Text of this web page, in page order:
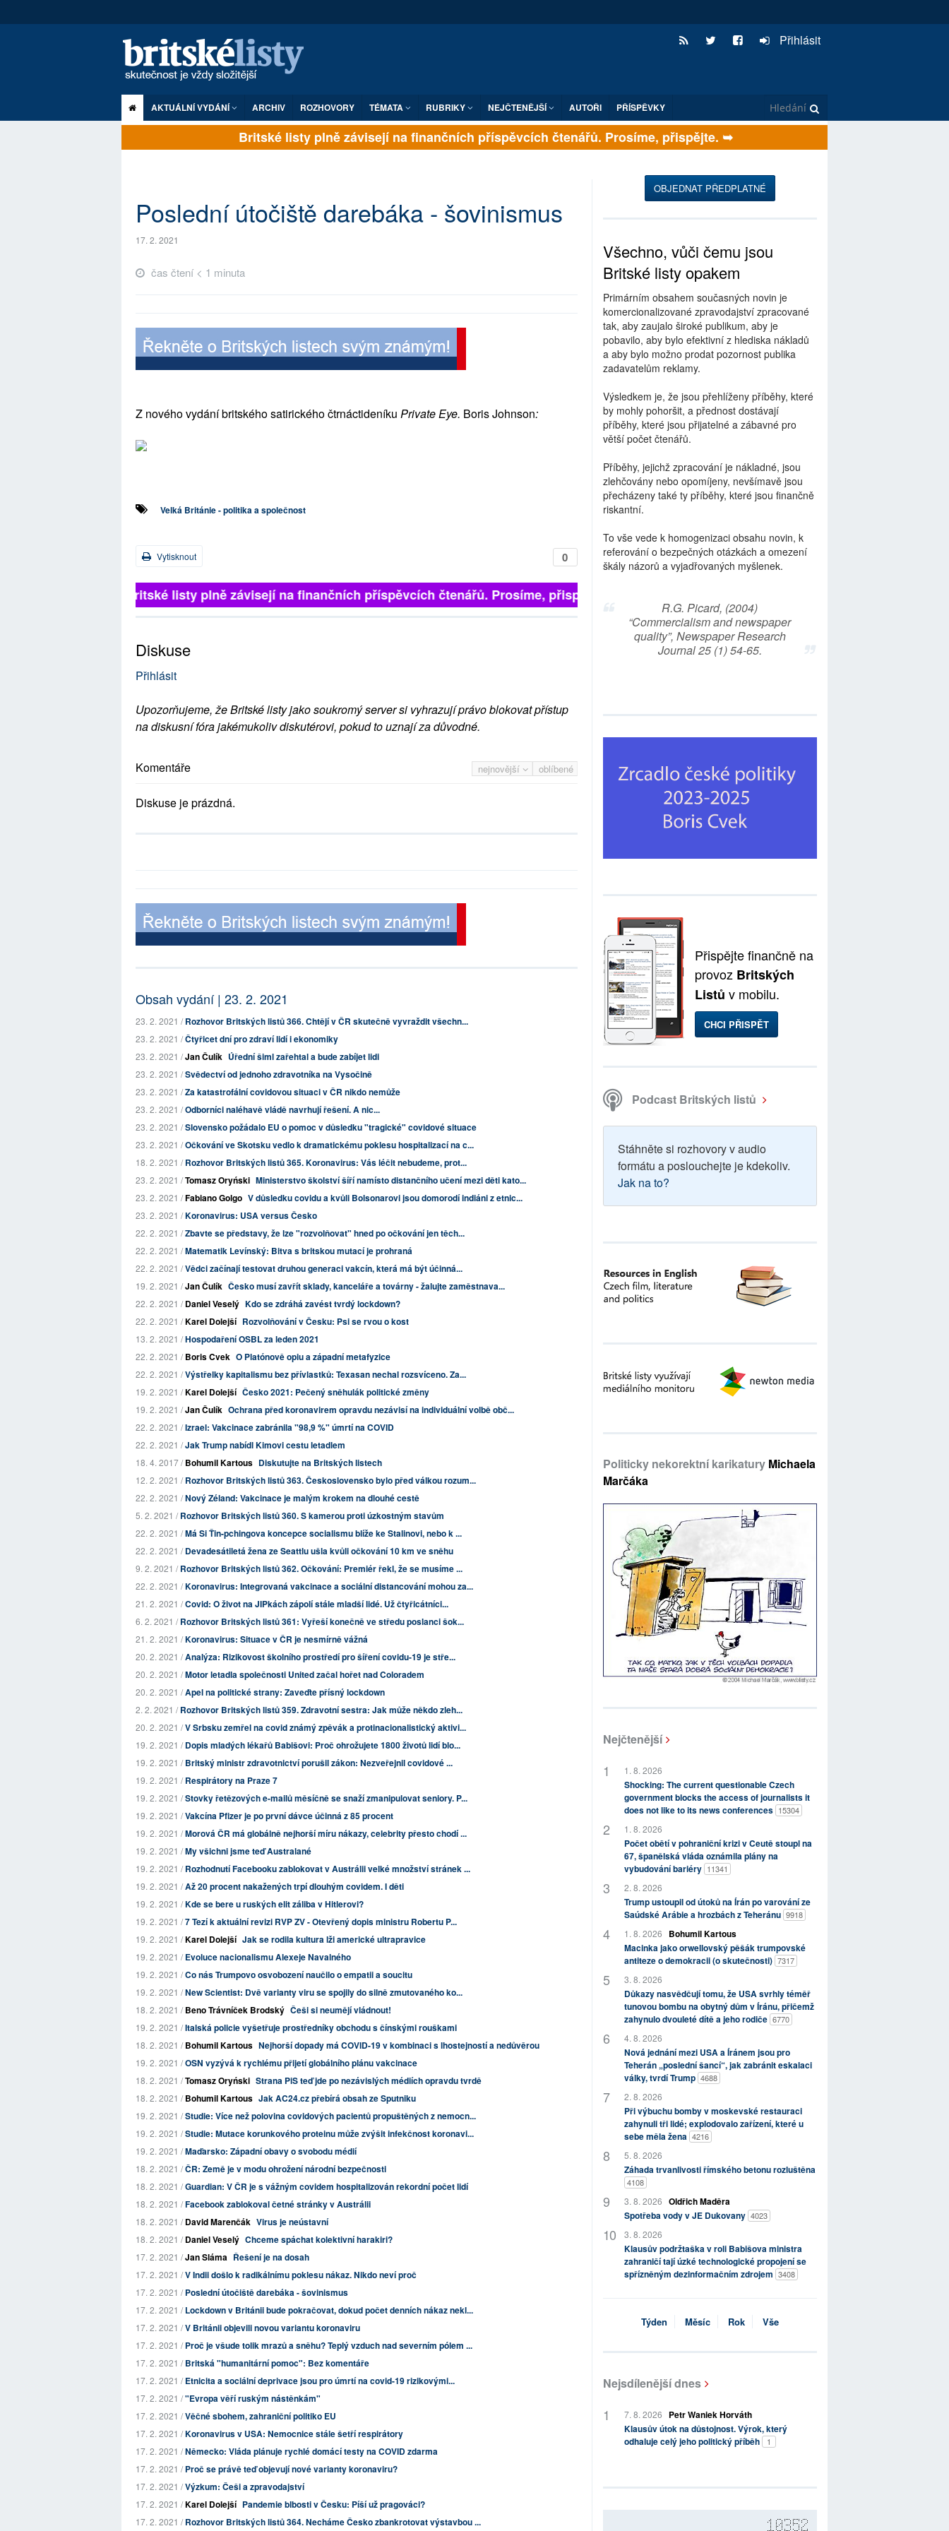
Přihlásit
AKTUÁLNÍ VYDÁNÍ ARCHIV ROZHOVORY TÉMATA RUBRIKY NEJČTENĚJŠÍ AUTOŘI PŘÍSPĚVKY
Britské listy plně závisejí na finančních příspěvcích čtenářů. Prosíme, přispějte. ➥
Poslední útočiště darebáka - šovinismus
17. 2. 2021
čas čtení < 1 minuta
Z nového vydání britského satirického čtrnáctideníku Private Eye. Boris Johnson:
Velká Británie - politika a společnost
0
Vytisknout
Britské listy plně závisejí na finančních příspěvcích čtenářů. Prosíme, přispějte. ➥
Diskuse
Přihlásit
Upozorňujeme, že Britské listy jako soukromý server si vyhrazují právo blokovat přístup
na diskusní fóra jakémukoliv diskutérovi, pokud to uznají za důvodné.
nejnovější oblíbené
Komentáře
Diskuse je prázdná.
Obsah vydání | 23. 2. 2021
23. 2. 2021 /Rozhovor Britských listů 366. Chtějí v ČR skutečně vyvraždit všechn...
23. 2. 2021 /Čtyřicet dní pro zdraví lidí i ekonomiky
23. 2. 2021 /Jan Čulík Úřední šiml zařehtal a bude zabíjet lidi
23. 2. 2021 /Svědectví od jednoho zdravotníka na Vysočině
23. 2. 2021 /Za katastrofální covidovou situaci v ČR nikdo nemůže
23. 2. 2021 /Odborníci naléhavě vládě navrhují řešení. A nic...
23. 2. 2021 /Slovensko požádalo EU o pomoc v důsledku "tragické" covidové situace
23. 2. 2021 /Očkování ve Skotsku vedlo k dramatickému poklesu hospitalizací na c...
18. 2. 2021 /Rozhovor Britských listů 365. Koronavirus: Vás léčit nebudeme, prot...
23. 2. 2021 /Tomasz Oryński Ministerstvo školství šíří namísto distančního učení mezi děti kato...
23. 2. 2021 /Fabiano Golgo V důsledku covidu a kvůli Bolsonarovi jsou domorodí indiáni z etnic...
23. 2. 2021 /Koronavirus: USA versus Česko
22. 2. 2021 /Zbavte se představy, že lze "rozvolňovat" hned po očkování jen těch...
22. 2. 2021 /Matematik Levínský: Bitva s britskou mutací je prohraná
22. 2. 2021 /Vědci začínají testovat druhou generaci vakcín, která má být účinná...
19. 2. 2021 /Jan Čulík Česko musí zavřít sklady, kanceláře a továrny - žalujte zaměstnava...
22. 2. 2021 /Daniel Veselý Kdo se zdráhá zavést tvrdý lockdown?
22. 2. 2021 /Karel Dolejší Rozvolňování v Česku: Psi se rvou o kost
13. 2. 2021 /Hospodaření OSBL za leden 2021
22. 2. 2021 /Boris Cvek O Platónově opiu a západní metafyzice
22. 2. 2021 /Výstřelky kapitalismu bez přívlastků: Texasan nechal rozsvíceno. Za...
19. 2. 2021 /Karel Dolejší Česko 2021: Pečený sněhulák politické změny
19. 2. 2021 /Jan Čulík Ochrana před koronavirem opravdu nezávisí na individuální volbě obč...
22. 2. 2021 /Izrael: Vakcinace zabránila "98,9 %" úmrtí na COVID
22. 2. 2021 /Jak Trump nabídl Kimovi cestu letadlem
18. 4. 2017 /Bohumil Kartous Diskutujte na Britských listech
12. 2. 2021 /Rozhovor Britských listů 363. Československo bylo před válkou rozum...
22. 2. 2021 /Nový Zéland: Vakcinace je malým krokem na dlouhé cestě
5. 2. 2021 /Rozhovor Britských listů 360. S kamerou proti úzkostným stavům
22. 2. 2021 /Má Si Ťin-pchingova koncepce socialismu blíže ke Stalinovi, nebo k ...
22. 2. 2021 /Devadesátiletá žena ze Seattlu ušla kvůli očkování 10 km ve sněhu
9. 2. 2021 /Rozhovor Britských listů 362. Očkování: Premiér řekl, že se musíme ...
22. 2. 2021 /Koronavirus: Integrovaná vakcinace a sociální distancování mohou za...
21. 2. 2021 /Covid: O život na JIPkách zápolí stále mladší lidé. Už čtyřicátníci...
6. 2. 2021 /Rozhovor Britských listů 361: Vyřeší konečně ve středu poslanci šok...
21. 2. 2021 /Koronavirus: Situace v ČR je nesmírně vážná
20. 2. 2021 /Analýza: Rizikovost školního prostředí pro šíření covidu-19 je stře...
20. 2. 2021 /Motor letadla společnosti United začal hořet nad Coloradem
20. 2. 2021 /Apel na politické strany: Zaveďte přísný lockdown
2. 2. 2021 /Rozhovor Britských listů 359. Zdravotní sestra: Jak může někdo zleh...
20. 2. 2021 /V Srbsku zemřel na covid známý zpěvák a protinacionalistický aktivi...
19. 2. 2021 /Dopis mladých lékařů Babišovi: Proč ohrožujete 1800 životů lidí blo...
19. 2. 2021 /Britský ministr zdravotnictví porušil zákon: Nezveřejnil covidové ...
19. 2. 2021 /Respirátory na Praze 7
19. 2. 2021 /Stovky řetězových e-mailů měsíčně se snaží zmanipulovat seniory. P...
19. 2. 2021 /Vakcína Pfizer je po první dávce účinná z 85 procent
19. 2. 2021 /Morová ČR má globálně nejhorší míru nákazy, celebrity přesto chodí ...
19. 2. 2021 /My všichni jsme teď Australané
19. 2. 2021 /Rozhodnutí Facebooku zablokovat v Austrálii velké množství stránek ...
19. 2. 2021 /Až 20 procent nakažených trpí dlouhým covidem. I děti
19. 2. 2021 /Kde se bere u ruských elit záliba v Hitlerovi?
19. 2. 2021 /7 Tezí k aktuální revizi RVP ZV - Otevřený dopis ministru Robertu P...
19. 2. 2021 /Karel Dolejší Jak se rodila kultura lži americké ultrapravice
19. 2. 2021 /Evoluce nacionalismu Alexeje Navalného
19. 2. 2021 /Co nás Trumpovo osvobození naučilo o empatii a soucitu
19. 2. 2021 /New Scientist: Dvě varianty viru se spojily do silně zmutovaného ko...
18. 2. 2021 /Beno Trávníček Brodský Češi si neumějí vládnout!
19. 2. 2021 /Italská policie vyšetřuje prostředníky obchodu s čínskými rouškami
18. 2. 2021 /Bohumil Kartous Nejhorší dopady má COVID-19 v kombinaci s lhostejností a nedůvěrou
19. 2. 2021 /OSN vyzývá k rychlému přijetí globálního plánu vakcinace
18. 2. 2021 /Tomasz Oryński Strana PiS teď jde po nezávislých médiích opravdu tvrdě
18. 2. 2021 /Bohumil Kartous Jak AC24.cz přebírá obsah ze Sputniku
19. 2. 2021 /Studie: Více než polovina covidových pacientů propuštěných z nemocn...
19. 2. 2021 /Studie: Mutace korunkového proteinu může zvýšit infekčnost koronavi...
19. 2. 2021 /Maďarsko: Západní obavy o svobodu médií
18. 2. 2021 /ČR: Země je v modu ohrožení národní bezpečnosti
18. 2. 2021 /Guardian: V ČR je s vážným covidem hospitalizován rekordní počet lidí
18. 2. 2021 /Facebook zablokoval četné stránky v Austrálii
18. 2. 2021 /David Marenčák Virus je neústavní
18. 2. 2021 /Daniel Veselý Chceme spáchat kolektivní harakiri?
17. 2. 2021 /Jan Sláma Řešení je na dosah
17. 2. 2021 /V Indii došlo k radikálnímu poklesu nákaz. Nikdo neví proč
17. 2. 2021 /Poslední útočiště darebáka - šovinismus
17. 2. 2021 /Lockdown v Británii bude pokračovat, dokud počet denních nákaz nekl...
17. 2. 2021 /V Británii objevili novou variantu koronaviru
17. 2. 2021 /Proč je všude tolik mrazů a sněhu? Teplý vzduch nad severním pólem ...
17. 2. 2021 /Britská "humanitární pomoc": Bez komentáře
17. 2. 2021 /Etnicita a sociální deprivace jsou pro úmrtí na covid-19 rizikovými...
17. 2. 2021 /"Evropa věří ruským nástěnkám"
17. 2. 2021 /Věčné sbohem, zahraniční politiko EU
17. 2. 2021 /Koronavirus v USA: Nemocnice stále šetří respirátory
17. 2. 2021 /Německo: Vláda plánuje rychlé domácí testy na COVID zdarma
17. 2. 2021 /Proč se právě teď objevují nové varianty koronaviru?
17. 2. 2021 /Výzkum: Češi a zpravodajství
17. 2. 2021 /Karel Dolejší Pandemie blbosti v Česku: Píší už pragováci?
17. 2. 2021 /Rozhovor Britských listů 364. Necháme Česko zbankrotovat výstavbou ...
OBJEDNAT PŘEDPLATNÉ
Všechno, vůči čemu jsou
Britské listy opakem
Primárním obsahem současných novin je
komercionalizované zpravodajství zpracované
tak, aby zaujalo široké publikum, aby je
pobavilo, aby bylo efektivní z hlediska nákladů
a aby bylo možno prodat pozornost publika
zadavatelům reklamy.
Výsledkem je, že jsou přehlíženy příběhy, které
by mohly pohoršit, a přednost dostávají
příběhy, které jsou přijatelné a zábavné pro
větší počet čtenářů.
Příběhy, jejichž zpracování je nákladné, jsou
zlehčovány nebo opomíjeny, nevšímavě jsou
přecházeny také ty příběhy, které jsou finančně
riskantní.
To vše vede k homogenizaci obsahu novin, k
referování o bezpečných otázkách a omezení
škály názorů a vyjadřovaných myšlenek.
R.G. Picard, (2004)
“Commercialism and newspaper
quality”, Newspaper Research
Journal 25 (1) 54-65.
Přispějte finančně na
provoz Britských
Listů v mobilu.
CHCI PŘISPĚT
Podcast Britských listů
Stáhněte si rozhovory v audio
formátu a poslouchejte je kdekoliv.
Jak na to?
Politicky nekorektní karikatury Michaela
Marčáka
Nejčtenější
1. 8. 2026
Shocking: The current questionable Czech
government blocks the access of journalists it
does not like to its news conferences 15304
1. 8. 2026
Počet obětí v pohraniční krizi v Ceutě stoupl na
67, španělská vláda oznámila plány na
vybudování bariéry 11341
2. 8. 2026
Trump ustoupil od útoků na Írán po varování ze
Saúdské Arábie a hrozbách z Teheránu 9918
1. 8. 2026
Bohumil Kartous
Macinka jako orwellovský pěšák trumpovské
antiteze o demokracii (o skutečnosti) 7317
3. 8. 2026
Důkazy nasvědčují tomu, že USA svrhly téměř
tunovou bombu na obytný dům v Íránu, přičemž
zahynulo dvouleté dítě a jeho rodiče 6770
4. 8. 2026
Nová jednání mezi USA a Íránem jsou pro
Teherán „poslední šancí“, jak zabránit eskalaci
války, tvrdí Trump 4688
2. 8. 2026
Při výbuchu bomby v moskevské restauraci
zahynuli tři lidé; explodovalo zařízení, které u
sebe měla žena 4216
5. 8. 2026
Záhada trvanlivosti římského betonu rozluštěna
4108
3. 8. 2026 Oldřich Maděra
Spotřeba vody v JE Dukovany 4023
3. 8. 2026
Klausův podržtaška v roli Babišova ministra
zahraničí tají úzké technologické propojení se
spřízněným dezinformačním zdrojem 3408
Týden Měsíc Rok Vše
Nejsdílenější dnes
7. 8. 2026
Petr Waniek Horváth
Klausův útok na důstojnost. Výrok, který
odhaluje celý jeho politický příběh
1
10352